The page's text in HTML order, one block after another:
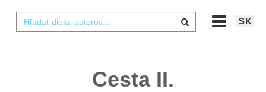
SK
Cesta II.